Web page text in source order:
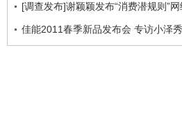
[调查发布]谢颖颖发布“消费潜规则”
佳能2011春季新品发布会 专访小泽